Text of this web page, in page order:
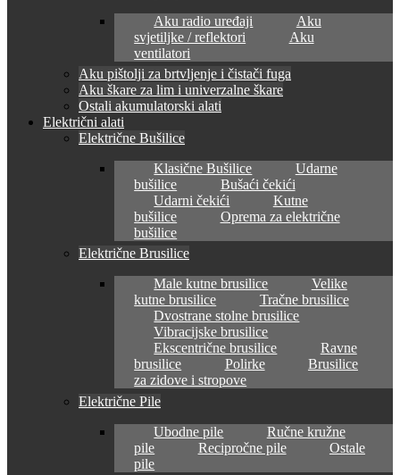
Aku radio uređaji
Aku
svjetiljke / reflektori
Aku
ventilatori
Aku pištolji za brtvljenje i čistači fuga
Aku škare za lim i univerzalne škare
Ostali akumulatorski alati
Električni alati
Električne Bušilice
Klasične Bušilice
Udarne
bušilice
Bušaći čekići
Udarni čekići
Kutne
bušilice
Oprema za električne
bušilice
Električne Brusilice
Male kutne brusilice
Velike
kutne brusilice
Tračne brusilice
Dvostrane stolne brusilice
Vibracijske brusilice
Ekscentrične brusilice
Ravne
brusilice
Polirke
Brusilice
za zidove i stropove
Električne Pile
Ubodne pile
Ručne kružne
pile
Recipročne pile
Ostale
pile